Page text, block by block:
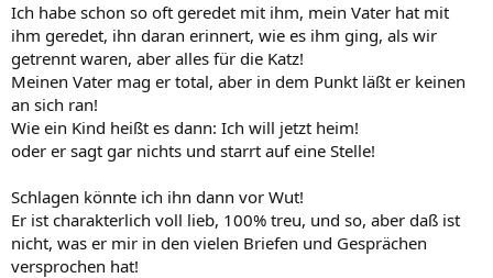
Ich habe schon so oft geredet mit ihm, mein Vater hat mit
ihm geredet, ihn daran erinnert, wie es ihm ging, als wir
getrennt waren, aber alles für die Katz!
Meinen Vater mag er total, aber in dem Punkt läßt er keinen
an sich ran!
Wie ein Kind heißt es dann: Ich will jetzt heim!
oder er sagt gar nichts und starrt auf eine Stelle!
Schlagen könnte ich ihn dann vor Wut!
Er ist charakterlich voll lieb, 100% treu, und so, aber daß ist
nicht, was er mir in den vielen Briefen und Gesprächen
versprochen hat!